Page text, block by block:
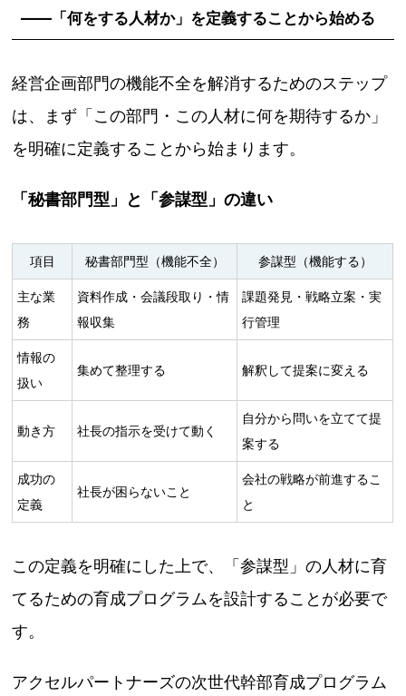
――「何をする人材か」を定義することから始める
経営企画部門の機能不全を解消するためのステップ
は、まず「この部門・この人材に何を期待するか」
を明確に定義することから始まります。
「秘書部門型」と「参謀型」の違い
項目 秘書部門型（機能不全） 参謀型（機能する）
主な業
務
資料作成・会議段取り・情
報収集
課題発見・戦略立案・実
行管理
情報の
扱い
集めて整理する 解釈して提案に変える
動き方 社長の指示を受けて動く
自分から問いを立てて提
案する
成功の
定義
社長が困らないこと
会社の戦略が前進するこ
と
この定義を明確にした上で、「参謀型」の人材に育
てるための育成プログラムを設計することが必要で
す。
アクセルパートナーズの次世代幹部育成プログラム